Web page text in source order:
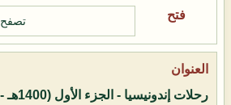
تصفح
رحلات إندونيسيا - الجزء الأول (1400هـ - 1980م)